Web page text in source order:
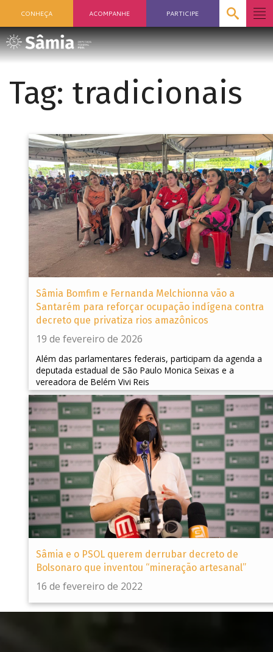
CONHEÇA ACOMPANHE PARTICIPE
Tag: tradicionais
Sâmia Bomfim e Fernanda Melchionna vão a
Santarém para reforçar ocupação indígena contra
decreto que privatiza rios amazônicos
19 de fevereiro de 2026
Além das parlamentares federais, participam da agenda a
deputada estadual de São Paulo Monica Seixas e a
vereadora de Belém Vivi Reis
Sâmia e o PSOL querem derrubar decreto de
Bolsonaro que inventou “mineração artesanal”
16 de fevereiro de 2022